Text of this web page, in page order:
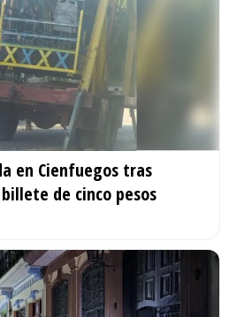
en Cienfuegos tras
de cinco pesos